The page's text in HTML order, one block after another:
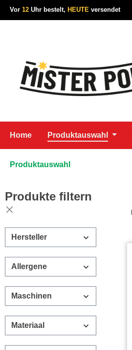
Hauptinhalt springen
Zur Suche springen
Zur Hauptnavigation springen
Vor 12 Uhr bestelt, HEUTE versendet
Home Produktauswahl
Produktauswahl
Produkte filtern
Hersteller
Allergene
Maschinen
Materiaal